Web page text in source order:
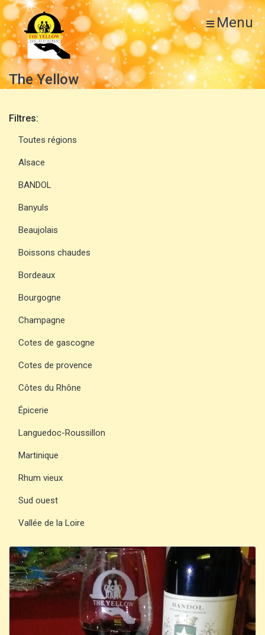
Menu
The Yellow
Filtres:
Toutes régions
Alsace
BANDOL
Banyuls
Beaujolais
Boissons chaudes
Bordeaux
Bourgogne
Champagne
Cotes de gascogne
Cotes de provence
Côtes du Rhône
Épicerie
Languedoc-Roussillon
Martinique
Rhum vieux
Sud ouest
Vallée de la Loire